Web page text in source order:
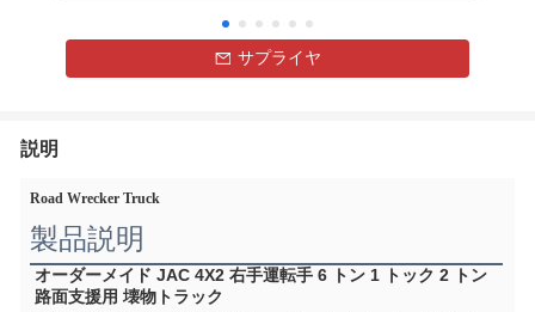
サプライヤ
説明
Road Wrecker Truck
製品説明
オーダーメイド JAC 4X2 右手運転手 6 トン 1 トック 2 トン
路面支援用 壊物トラック